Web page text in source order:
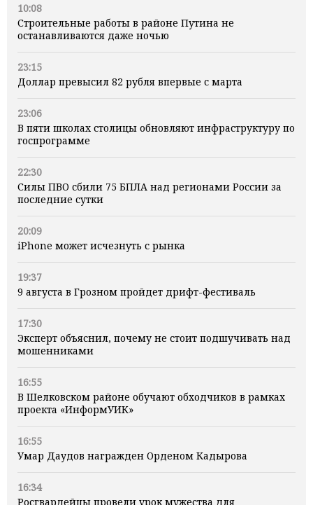
10:08
Строительные работы в районе Путина не
останавливаются даже ночью
23:15
Доллар превысил 82 рубля впервые с марта
23:06
В пяти школах столицы обновляют инфраструктуру по
госпрограмме
22:30
Силы ПВО сбили 75 БПЛА над регионами России за
последние сутки
20:09
iPhone может исчезнуть с рынка
19:37
9 августа в Грозном пройдет дрифт-фестиваль
17:30
Эксперт объяснил, почему не стоит подшучивать над
мошенниками
16:55
В Шелковском районе обучают обходчиков в рамках
проекта «ИнформУИК»
16:55
Умар Даудов награжден Орденом Кадырова
16:34
Росгвардейцы провели урок мужества для